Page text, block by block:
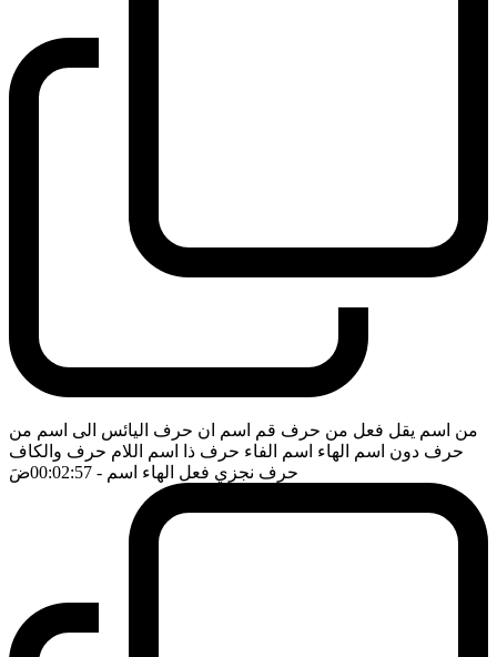
من اسم يقل فعل من حرف قم اسم ان حرف اليائس الى اسم من
حرف دون اسم الهاء اسم الفاء حرف ذا اسم اللام حرف والكاف
حرف نجزي فعل الهاء اسم - 00:02:57 ضَ